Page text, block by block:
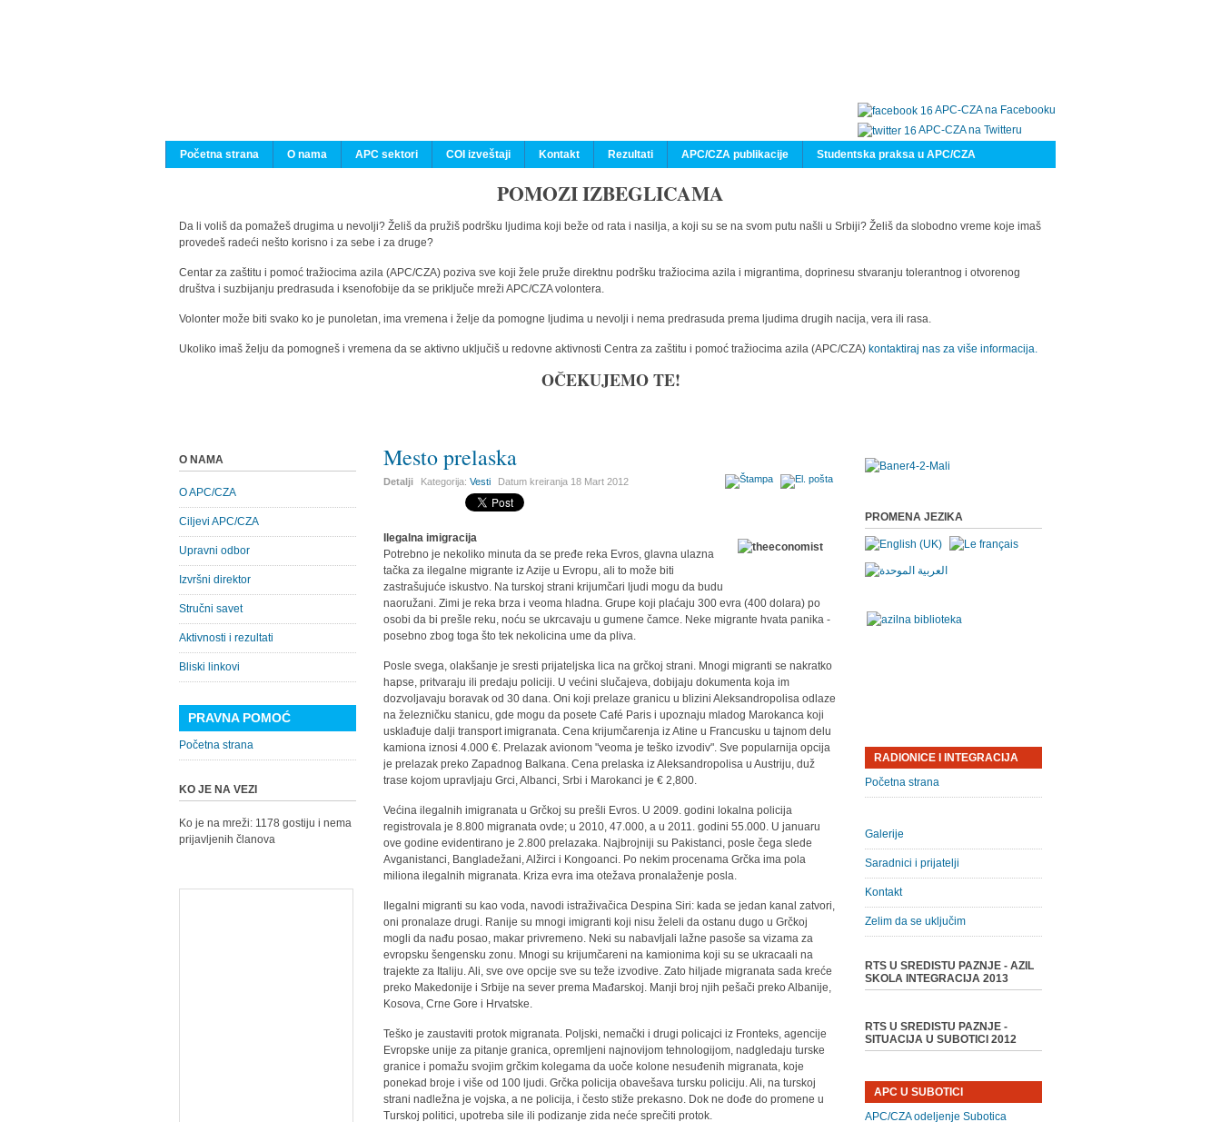
APC-CZA na Facebooku
APC-CZA na Twitteru
Početna strana
O nama APC sektori COI izveštaji Kontakt Rezultati APC/CZA publikacije Studentska praksa u APC/CZA
POMOZI IZBEGLICAMA
Da li voliš da pomažeš drugima u nevolji? Želiš da pružiš podršku ljudima koji beže od rata i nasilja, a koji su se na svom putu našli u Srbiji? Želiš da slobodno vreme koje imaš
provedeš radeći nešto korisno i za sebe i za druge?
Centar za zaštitu i pomoć tražiocima azila (APC/CZA) poziva sve koji žele pruže direktnu podršku tražiocima azila i migrantima, doprinesu stvaranju tolerantnog i otvorenog
društva i suzbijanju predrasuda i ksenofobije da se priključe mreži APC/CZA volontera.
Volonter može biti svako ko je punoletan, ima vremena i želje da pomogne ljudima u nevolji i nema predrasuda prema ljudima drugih nacija, vera ili rasa.
Ukoliko imaš želju da pomogneš i vremena da se aktivno uključiš u redovne aktivnosti Centra za zaštitu i pomoć tražiocima azila (APC/CZA) kontaktiraj nas za više informacija.
OČEKUJEMO TE!
Mesto prelaska
Detalji Kategorija:Vesti Datum kreiranja 18 Mart 2012
Ilegalna imigracija
Potrebno je nekoliko minuta da se pređe reka Evros, glavna ulazna
tačka za ilegalne migrante iz Azije u Evropu, ali to može biti
zastrašujuće iskustvo. Na turskoj strani krijumčari ljudi mogu da budu
naoružani. Zimi je reka brza i veoma hladna. Grupe koji plaćaju 300 evra (400 dolara) po
osobi da bi prešle reku, noću se ukrcavaju u gumene čamce. Neke migrante hvata panika -
posebno zbog toga što tek nekolicina ume da pliva.
Posle svega, olakšanje je sresti prijateljska lica na grčkoj strani. Mnogi migranti se nakratko
hapse, pritvaraju ili predaju policiji. U većini slučajeva, dobijaju dokumenta koja im
dozvoljavaju boravak od 30 dana. Oni koji prelaze granicu u blizini Aleksandropolisa odlaze
na železničku stanicu, gde mogu da posete Café Paris i upoznaju mladog Marokanca koji
usklađuje dalji transport imigranata. Cena krijumčarenja iz Atine u Francusku u tajnom delu
kamiona iznosi 4.000 €. Prelazak avionom "veoma je teško izvodiv". Sve popularnija opcija
je prelazak preko Zapadnog Balkana. Cena prelaska iz Aleksandropolisa u Austriju, duž
trase kojom upravljaju Grci, Albanci, Srbi i Marokanci je € 2,800.
Većina ilegalnih imigranata u Grčkoj su prešli Evros. U 2009. godini lokalna policija
registrovala je 8.800 migranata ovde; u 2010, 47.000, a u 2011. godini 55.000. U januaru
ove godine evidentirano je 2.800 prelazaka. Najbrojniji su Pakistanci, posle čega slede
Avganistanci, Bangladežani, Alžirci i Kongoanci. Po nekim procenama Grčka ima pola
miliona ilegalnih migranata. Kriza evra ima otežava pronalaženje posla.
Ilegalni migranti su kao voda, navodi istraživačica Despina Siri: kada se jedan kanal zatvori,
oni pronalaze drugi. Ranije su mnogi imigranti koji nisu želeli da ostanu dugo u Grčkoj
mogli da nađu posao, makar privremeno. Neki su nabavljali lažne pasoše sa vizama za
evropsku šengensku zonu. Mnogi su krijumčareni na kamionima koji su se ukracaali na
trajekte za Italiju. Ali, sve ove opcije sve su teže izvodive. Zato hiljade migranata sada kreće
preko Makedonije i Srbije na sever prema Mađarskoj. Manji broj njih pešači preko Albanije,
Kosova, Crne Gore i Hrvatske.
Teško je zaustaviti protok migranata. Poljski, nemački i drugi policajci iz Fronteks, agencije
Evropske unije za pitanje granica, opremljeni najnovijom tehnologijom, nadgledaju turske
granice i pomažu svojim grčkim kolegama da uoče kolone nesuđenih migranata, koje
ponekad broje i više od 100 ljudi. Grčka policija obavešava tursku policiju. Ali, na turskoj
strani nadležna je vojska, a ne policija, i često stiže prekasno. Dok ne dođe do promene u
Turskoj politici, upotreba sile ili podizanje zida neće sprečiti protok.
O NAMA
O APC/CZA
Ciljevi APC/CZA
Upravni odbor
Izvršni direktor
Stručni savet
Aktivnosti i rezultati
Bliski linkovi
PRAVNA POMOĆ
Početna strana
KO JE NA VEZI
Ko je na mreži: 1178 gostiju i nema
prijavljenih članova
PROMENA JEZIKA
RADIONICE I INTEGRACIJA
Početna strana
Galerije
Saradnici i prijatelji
Kontakt
Zelim da se uključim
RTS U SREDISTU PAZNJE - AZIL
SKOLA INTEGRACIJA 2013
RTS U SREDISTU PAZNJE -
SITUACIJA U SUBOTICI 2012
APC U SUBOTICI
APC/CZA odeljenje Subotica